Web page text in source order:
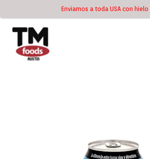
Enviamos a toda USA con hielo
al
contenido